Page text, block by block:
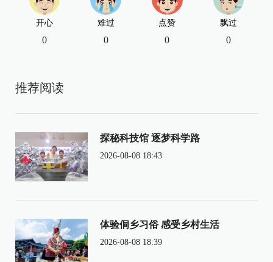
开心
0
难过
0
点赞
0
飘过
0
推荐阅读
探秘科技馆 逐梦科学路
2026-08-08 18:43
体验侗乡习俗 感受乡村生活
2026-08-08 18:39